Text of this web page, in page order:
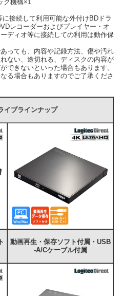
ク機構×1
接続して利用可能な外付けBDドラ
レコーダーおよびプレイヤー・オ
ディオ等に接続しての利用は動作保
っても、内容や記録方法、傷や汚れ
ない、途切れる、ディスクの内容が
できないといった場合もあります。
る場合もありますのでご了承くださ
イブラインナップ
動画再生・保存ソフト付属・USB
-A/Cケーブル付属